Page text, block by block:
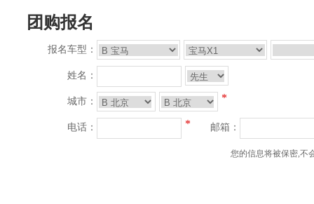
团购报名
报名车型：
姓名：
城市： *
电话： * 邮箱：
您的信息将被保密,不